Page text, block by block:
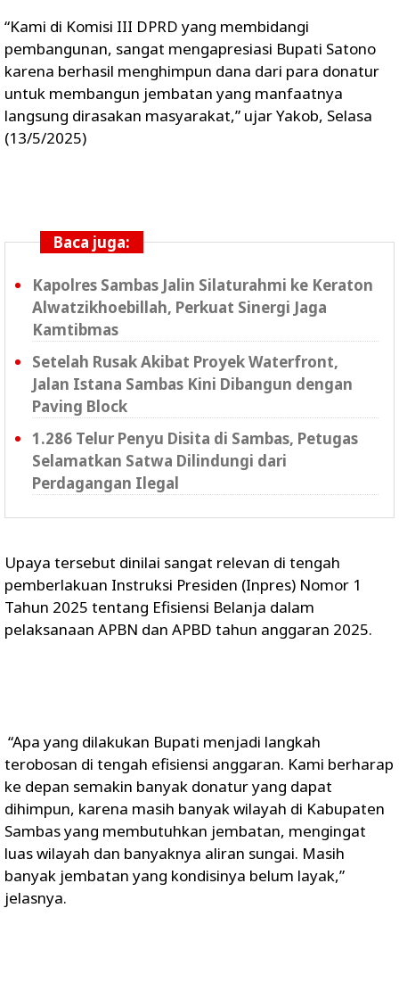
“Kami di Komisi III DPRD yang membidangi
pembangunan, sangat mengapresiasi Bupati Satono
karena berhasil menghimpun dana dari para donatur
untuk membangun jembatan yang manfaatnya
langsung dirasakan masyarakat,” ujar Yakob, Selasa
(13/5/2025)
Baca juga:
Kapolres Sambas Jalin Silaturahmi ke Keraton
Alwatzikhoebillah, Perkuat Sinergi Jaga
Kamtibmas
Setelah Rusak Akibat Proyek Waterfront,
Jalan Istana Sambas Kini Dibangun dengan
Paving Block
1.286 Telur Penyu Disita di Sambas, Petugas
Selamatkan Satwa Dilindungi dari
Perdagangan Ilegal
Upaya tersebut dinilai sangat relevan di tengah
pemberlakuan Instruksi Presiden (Inpres) Nomor 1
Tahun 2025 tentang Efisiensi Belanja dalam
pelaksanaan APBN dan APBD tahun anggaran 2025.
“Apa yang dilakukan Bupati menjadi langkah
terobosan di tengah efisiensi anggaran. Kami berharap
ke depan semakin banyak donatur yang dapat
dihimpun, karena masih banyak wilayah di Kabupaten
Sambas yang membutuhkan jembatan, mengingat
luas wilayah dan banyaknya aliran sungai. Masih
banyak jembatan yang kondisinya belum layak,”
jelasnya.